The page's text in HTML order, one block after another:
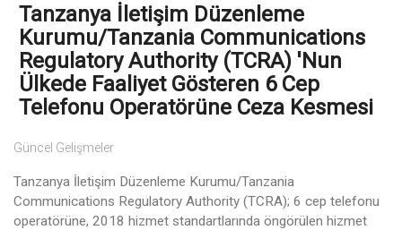
Tanzanya İletişim Düzenleme
Kurumu/Tanzania Communications
Regulatory Authority (TCRA) 'nun
Ülkede Faaliyet Gösteren 6 Cep
Telefonu Operatörüne Ceza Kesmesi
Güncel Gelişmeler
Tanzanya İletişim Düzenleme Kurumu/Tanzania
Communications Regulatory Authority (TCRA); 6 cep telefonu
operatörüne, 2018 hizmet standartlarında öngörülen hizmet